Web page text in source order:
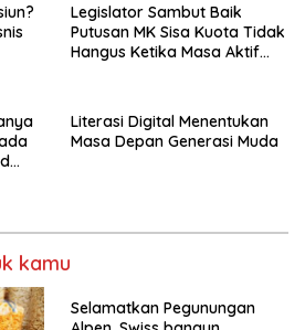
Legislator Sambut Baik
Putusan MK Sisa Kuota Tidak
Hangus Ketika Masa Aktif
Literasi Digital Menentukan
Masa Depan Generasi Muda
kamu
Selamatkan Pegunungan